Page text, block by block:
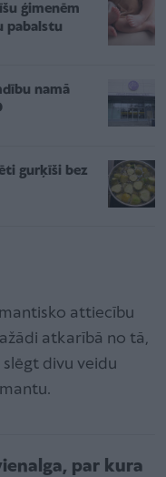
ģimenēm
pabalstu
namā
gurķīši bez
attiecību
atkarībā no tā,
divu veidu
par kura